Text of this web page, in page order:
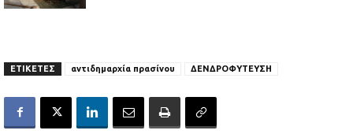
ΕΤΙΚΕΤΕΣ αντιδημαρχία πρασίνου ΔΕΝΔΡΟΦΥΤΕΥΣΗ